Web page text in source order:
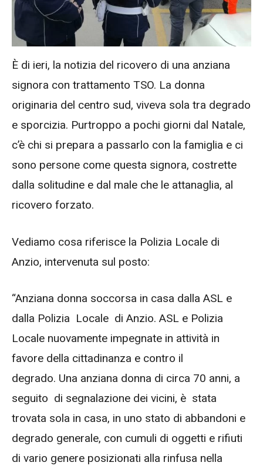
È di ieri, la notizia del ricovero di una anziana
signora con trattamento TSO. La donna
originaria del centro sud, viveva sola tra degrado
e sporcizia. Purtroppo a pochi giorni dal Natale,
c’è chi si prepara a passarlo con la famiglia e ci
sono persone come questa signora, costrette
dalla solitudine e dal male che le attanaglia, al
ricovero forzato.
Vediamo cosa riferisce la Polizia Locale di
Anzio, intervenuta sul posto:
“Anziana donna soccorsa in casa dalla ASL e
dalla Polizia Locale di Anzio. ASL e Polizia
Locale nuovamente impegnate in attività in
favore della cittadinanza e contro il
degrado. Una anziana donna di circa 70 anni, a
seguito di segnalazione dei vicini, è stata
trovata sola in casa, in uno stato di abbandoni e
degrado generale, con cumuli di oggetti e rifiuti
di vario genere posizionati alla rinfusa nella